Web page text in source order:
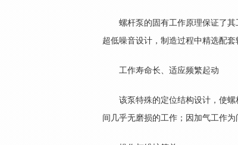
螺杆泵的固有工作原理保证了
超低噪音设计，制造过程中精选配
工作寿命长、适应频繁起动
该泵特殊的定位结构设计，使
间几乎无磨损的工作；因加气工作